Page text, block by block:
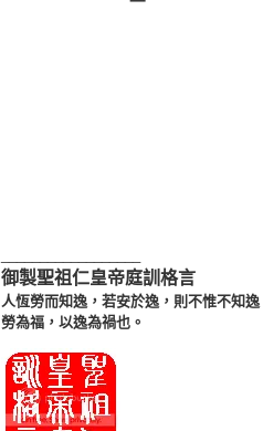
御製聖祖仁皇帝庭訓格言
人恆勞而知逸，若安於逸，則不惟不知
勞為福，以逸為禍也。